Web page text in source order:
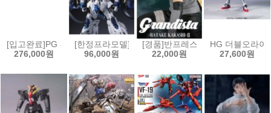
[입고완료]PG 건담 아스트레이 레드프레임改[4573102672483]
276,000원
[한정프라모델]무한신성 1/100 리자드 극지상어
96,000원
[경품]반프레스토 나루토 질풍전
22,000원
HG 더블오라
27,600원